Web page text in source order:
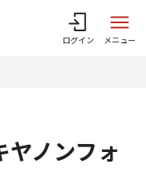
ログイン メニュー
ノンフォ